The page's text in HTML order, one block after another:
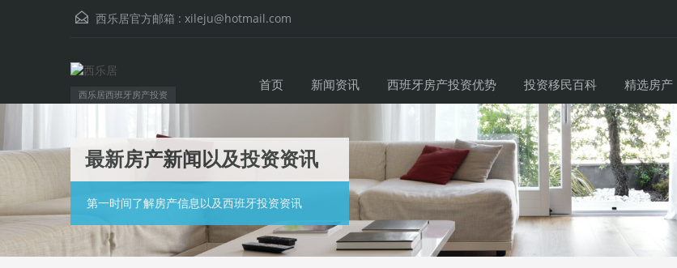
西乐居官方邮箱 : xileju@hotmail.com
西乐居西班牙房产投资
首页 新闻资讯 西班牙房产投资优势 投资移民百科 精选房产
最新房产新闻以及投资资讯
第一时间了解房产信息以及西班牙投资资讯